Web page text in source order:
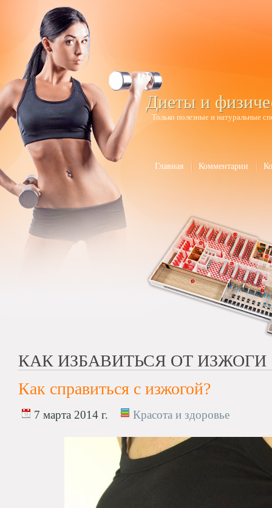
Диеты и
Только полезные и натуральные
Главная Комментарии
КАК ИЗБАВИТЬСЯ ОТ ИЗЖОГИ
Как справиться с изжогой?
7 марта 2014 г. Красота и здоровье